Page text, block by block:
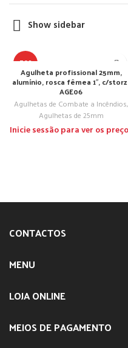
Show sidebar
TOP
Agulheta profissional 25mm,
alumínio, rosca fêmea 1″, c/
AGE06
Agulhetas de Combate a Incêndios,
Agulhetas de 25mm
Inicie sessão para ver os
CONTACTOS
MENU
LOJA ONLINE
MEIOS DE PAGAMENTO